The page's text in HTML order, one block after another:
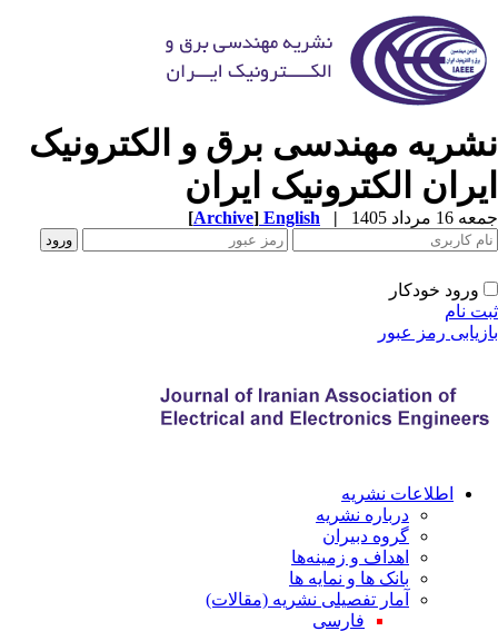
مهندسی برق و الکترونیک
الکترونیک ایران
مرداد 1405 |
English
[Archive]
ورود خودکار
نام
رمز عبور
اطلاعات نشریه
درباره نشریه
گروه دبیران
اهداف و زمینه‌ها
بانک ها و نمایه ها
آمار تفصیلی نشریه (مقالات)
فارسی